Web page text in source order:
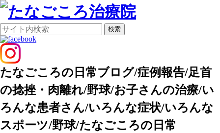
検索
たなごころの日常ブログ/症例報告/足首
の捻挫・肉離れ/野球/お子さんの治療/い
ろんな患者さん/いろんな症状/いろんな
スポーツ/野球/たなごころの日常